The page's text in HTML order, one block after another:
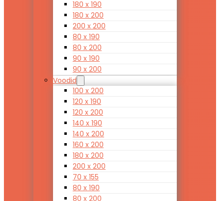
180 x 190
180 x 200
200 x 200
80 x 190
80 x 200
90 x 190
90 x 200
Voodid
100 x 200
120 x 190
120 x 200
140 x 190
140 x 200
160 x 200
180 x 200
200 x 200
70 x 155
80 x 190
80 x 200